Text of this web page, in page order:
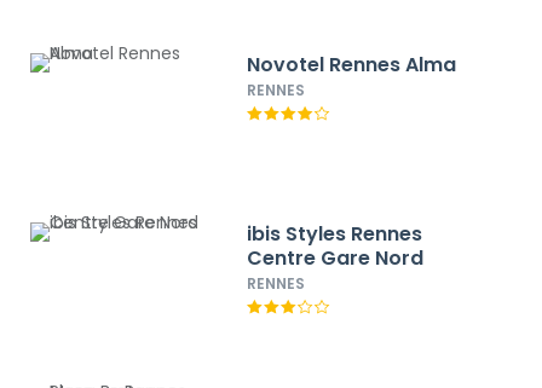
Novotel Rennes Alma
RENNES
ibis Styles Rennes
Centre Gare Nord
RENNES